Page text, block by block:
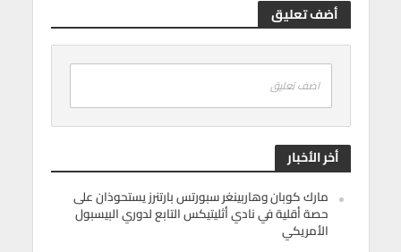
أضف تعليق
اضف تعليق
أخر الأخبار
مارك كوبان وهاربينغر سبورتس بارتنرز يستحوذان على
حصة أقلية في نادي أثليتيكس التابع لدوري البيسبول
الأمريكي